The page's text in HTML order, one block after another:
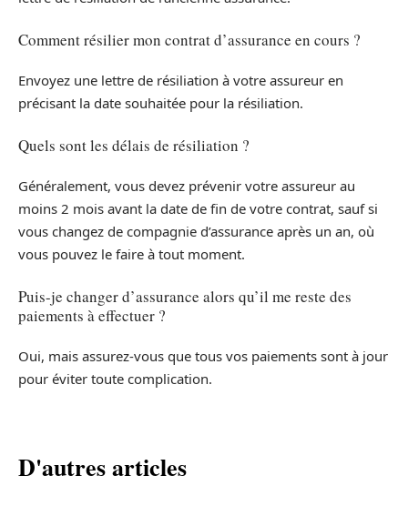
Comment résilier mon contrat d’assurance en cours ?
Envoyez une lettre de résiliation à votre assureur en
précisant la date souhaitée pour la résiliation.
Quels sont les délais de résiliation ?
Généralement, vous devez prévenir votre assureur au
moins 2 mois avant la date de fin de votre contrat, sauf si
vous changez de compagnie d’assurance après un an, où
vous pouvez le faire à tout moment.
Puis-je changer d’assurance alors qu’il me reste des
paiements à effectuer ?
Oui, mais assurez-vous que tous vos paiements sont à jour
pour éviter toute complication.
D'autres articles